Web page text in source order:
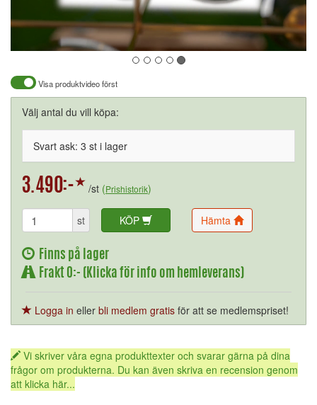
Visa produktvideo först
Välj antal du vill köpa:
Svart ask: 3 st i lager
/st (Prishistorik)
st KÖP Hämta
Finns på lager
Frakt 0:- (Klicka för info om hemleverans)
Logga in eller bli medlem gratis för att se medlemspriset!
Vi skriver våra egna produkttexter och svarar gärna på dina
frågor om produkterna. Du kan även skriva en recension genom
att klicka här...